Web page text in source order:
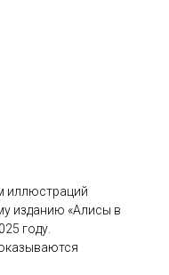
иллюстраций
изданию «Алисы в
году.